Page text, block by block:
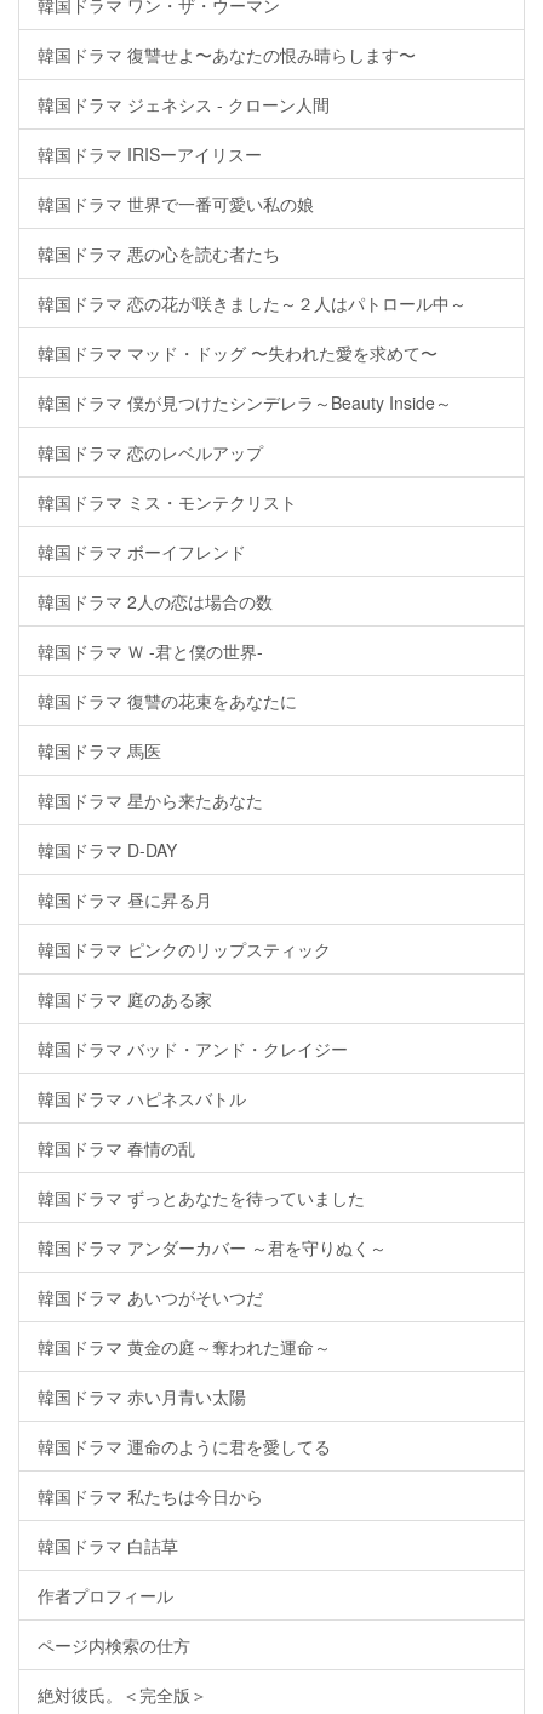
韓国ドラマ ワン・ザ・ウーマン
韓国ドラマ 復讐せよ〜あなたの恨み晴らします〜
韓国ドラマ ジェネシス - クローン人間
韓国ドラマ IRISーアイリスー
韓国ドラマ 世界で一番可愛い私の娘
韓国ドラマ 悪の心を読む者たち
韓国ドラマ 恋の花が咲きました～２人はパトロール中～
韓国ドラマ マッド・ドッグ 〜失われた愛を求めて〜
韓国ドラマ 僕が見つけたシンデレラ～Beauty Inside～
韓国ドラマ 恋のレベルアップ
韓国ドラマ ミス・モンテクリスト
韓国ドラマ ボーイフレンド
韓国ドラマ 2人の恋は場合の数
韓国ドラマ Ｗ -君と僕の世界-
韓国ドラマ 復讐の花束をあなたに
韓国ドラマ 馬医
韓国ドラマ 星から来たあなた
韓国ドラマ D-DAY
韓国ドラマ 昼に昇る月
韓国ドラマ ピンクのリップスティック
韓国ドラマ 庭のある家
韓国ドラマ バッド・アンド・クレイジー
韓国ドラマ ハピネスバトル
韓国ドラマ 春情の乱
韓国ドラマ ずっとあなたを待っていました
韓国ドラマ アンダーカバー ～君を守りぬく～
韓国ドラマ あいつがそいつだ
韓国ドラマ 黄金の庭～奪われた運命～
韓国ドラマ 赤い月青い太陽
韓国ドラマ 運命のように君を愛してる
韓国ドラマ 私たちは今日から
韓国ドラマ 白詰草
作者プロフィール
ページ内検索の仕方
絶対彼氏。＜完全版＞